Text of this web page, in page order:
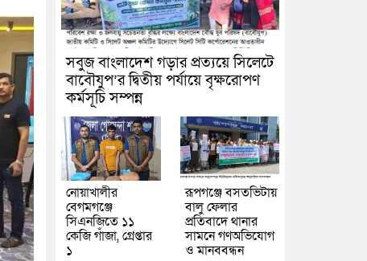
সবুজ বাংলাদেশ গড়ার প্রত্যয়ে সিলেটে
বাবৌযুপ’র দ্বিতীয় পর্যায়ে বৃক্ষরোপণ
কর্মসূচি সম্পন্ন
নোয়াখালীর
বেগমগঞ্জে
সিএনজিতে ১১
কেজি গাঁজা, গ্রেপ্তার
১
রূপগঞ্জে বসতভিটায়
বালু ফেলার
প্রতিবাদে থানার
সামনে গণঅভিযোগ
ও মানববন্ধন